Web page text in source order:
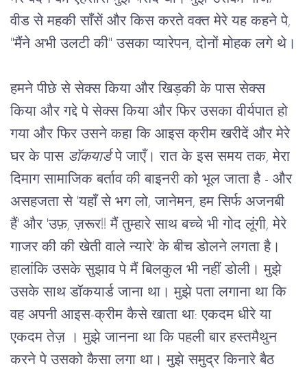
वीड से महकी साँसें और किस करते वक्त मेरे यह कहने पे,
"मैंने अभी उलटी की" उसका प्यारेपन, दोनों मोहक लगे थे।
हमने पीछे से सेक्स किया और खिड़की के पास सेक्स
किया और गद्दे पे सेक्स किया और फिर उसका वीर्यपात हो
गया और फिर उसने कहा कि आइस क्रीम खरीदें और मेरे
घर के पास डॉकयार्ड पे जाएँ। रात के इस समय तक, मेरा
दिमाग सामाजिक बर्ताव की बाइनरी को भूल जाता है - और
असहजता से 'यहाँ से भग लो, जानेमन, हम सिर्फ अजनबी
हैं' और 'उफ़, ज़रूर!! मैं तुम्हारे साथ बच्चे भी गोद लूंगी, मेरे
गाजर की की खेती वाले न्यारे' के बीच डोलने लगता है।
हालांकि उसके सुझाव पे मैं बिलकुल भी नहीं डोली। मुझे
उसके साथ डॉकयार्ड जाना था। मुझे पता लगाना था कि
वह अपनी आइस-क्रीम कैसे खाता था: एकदम धीरे या
एकदम तेज़ । मुझे जानना था कि पहली बार हस्तमैथुन
करने पे उसको कैसा लगा था। मुझे समुद्र किनारे बैठ